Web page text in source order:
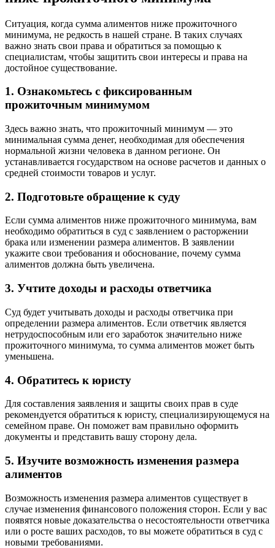
Ситуация, когда сумма алиментов ниже прожиточного
минимума, не редкость в нашей стране. В таких случаях
важно знать свои права и обратиться за помощью к
специалистам, чтобы защитить свои интересы и права на
достойное существование.
1. Ознакомьтесь с фиксированным
прожиточным минимумом
Здесь важно знать, что прожиточный минимум — это
минимальная сумма денег, необходимая для обеспечения
нормальной жизни человека в данном регионе. Он
устанавливается государством на основе расчетов и данных о
средней стоимости товаров и услуг.
2. Подготовьте обращение к суду
Если сумма алиментов ниже прожиточного минимума, вам
необходимо обратиться в суд с заявлением о расторжении
брака или изменении размера алиментов. В заявлении
укажите свои требования и обоснование, почему сумма
алиментов должна быть увеличена.
3. Учтите доходы и расходы ответчика
Суд будет учитывать доходы и расходы ответчика при
определении размера алиментов. Если ответчик является
нетрудоспособным или его заработок значительно ниже
прожиточного минимума, то сумма алиментов может быть
уменьшена.
4. Обратитесь к юристу
Для составления заявления и защиты своих прав в суде
рекомендуется обратиться к юристу, специализирующемуся на
семейном праве. Он поможет вам правильно оформить
документы и представить вашу сторону дела.
5. Изучите возможность изменения размера
алиментов
Возможность изменения размера алиментов существует в
случае изменения финансового положения сторон. Если у вас
появятся новые доказательства о несостоятельности ответчика
или о росте ваших расходов, то вы можете обратиться в суд с
новыми требованиями.